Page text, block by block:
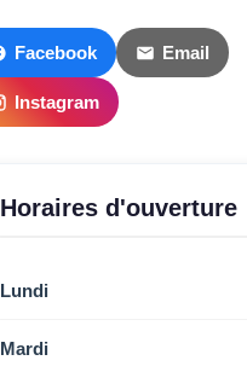
Facebook Email
Instagram
Horaires d'ouverture
Lundi
Mardi